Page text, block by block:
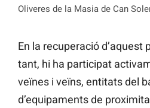
Oliveres de la Masia de Can
En la recuperació d’aquest
tant, hi ha participat
veïnes i veïns, entitats del
d’equipaments de